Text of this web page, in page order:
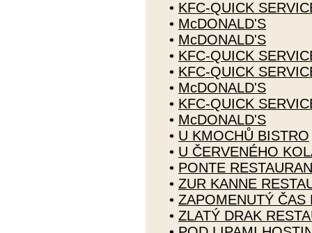
• KFC-QUICK
• McDONALD'S
• McDONALD'S
• KFC-QUICK
• KFC-QUICK
• McDONALD'S
• KFC-QUICK
• McDONALD'S
• U KMOCHŮ BISTRO
• U ČERVENÉHO
• PONTE
• ZUR KANNE
• ZAPOMENUTÝ ČAS
• ZLATÝ DRAK